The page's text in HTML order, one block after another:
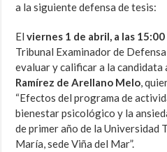
a la siguiente defensa de tesis:
Elviernes 1 de abril, a las 15:00
Tribunal Examinador de
evaluar y calificar a la candidata
Ramírez de Arellano Melo,
“Efectos del programa de
bienestar psicológico y la
de primer año de la Universidad
María, sede Viña del Mar”.